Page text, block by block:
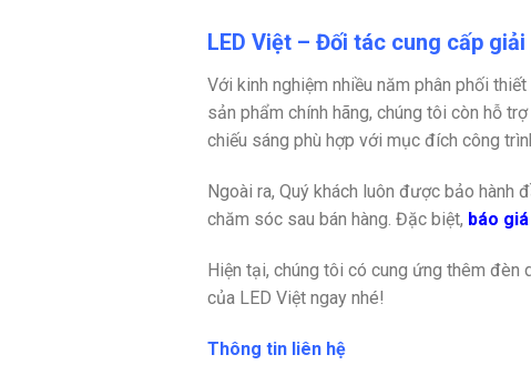
LED Việt – Đối tác cung cấp
Với kinh nghiệm nhiều năm phân phối
sản phẩm chính hãng, chúng tôi còn hỗ
chiếu sáng phù hợp với mục đích công
Ngoài ra, Quý khách luôn được bảo hành
chăm sóc sau bán hàng. Đặc biệt, báo
Hiện tại, chúng tôi có cung ứng thêm đèn
của LED Việt ngay nhé!
Thông tin liên hệ